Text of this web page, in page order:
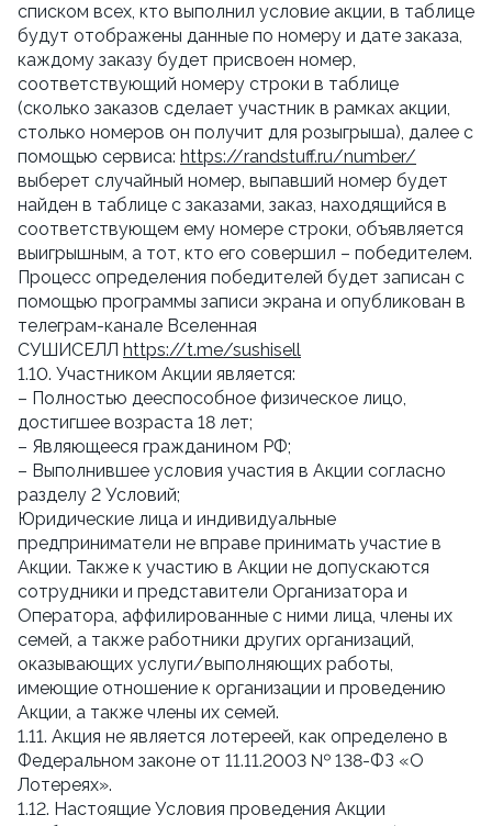
списком всех, кто выполнил условие акции, в таблице
будут отображены данные по номеру и дате заказа,
каждому заказу будет присвоен номер,
соответствующий номеру строки в таблице
(сколько заказов сделает участник в рамках акции,
столько номеров он получит для розыгрыша), далее с
помощью сервиса: https://randstuff.ru/number/
выберет случайный номер, выпавший номер будет
найден в таблице с заказами, заказ, находящийся в
соответствующем ему номере строки, объявляется
выигрышным, а тот, кто его совершил – победителем.
Процесс определения победителей будет записан с
помощью программы записи экрана и опубликован в
телеграм-канале Вселенная
СУШИСЕЛЛ https://t.me/sushisell
1.10. Участником Акции является:
– Полностью дееспособное физическое лицо,
достигшее возраста 18 лет;
– Являющееся гражданином РФ;
– Выполнившее условия участия в Акции согласно
разделу 2 Условий;
Юридические лица и индивидуальные
предприниматели не вправе принимать участие в
Акции. Также к участию в Акции не допускаются
сотрудники и представители Организатора и
Оператора, аффилированные с ними лица, члены их
семей, а также работники других организаций,
оказывающих услуги/выполняющих работы,
имеющие отношение к организации и проведению
Акции, а также члены их семей.
1.11. Акция не является лотереей, как определено в
Федеральном законе от 11.11.2003 № 138-ФЗ «О
Лотереях».
1.12. Настоящие Условия проведения Акции